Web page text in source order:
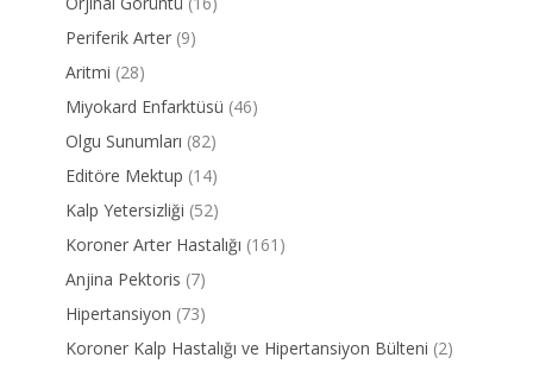
Periferik Arter (9)
Aritmi (28)
Miyokard Enfarktüsü (46)
Olgu Sunumları (82)
Editöre Mektup (14)
Kalp Yetersizliği (52)
Koroner Arter Hastalığı (161)
Anjina Pektoris (7)
Hipertansiyon (73)
Koroner Kalp Hastalığı ve Hipertansiyon Bülteni (2)